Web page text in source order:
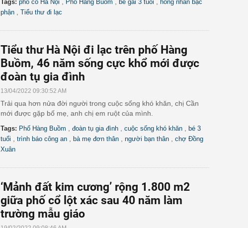
Tags: phố cổ Hà Nội Phố Hàng Buồm bé gái 3 tuổi
hồng nhan bạc
phận
Tiểu thư đi lạc
Tiểu thư Hà Nội đi lạc trên phố Hàng
Buồm, 46 năm sống cực khổ mới được
đoàn tụ gia đình
13/04/2022 09:30:52 AM
Trải qua hơn nửa đời người trong cuộc sống khó khăn, chị Cần
mới được gặp bố mẹ, anh chị em ruột của mình.
Tags: Phố Hàng Buồm đoàn tụ gia đình cuộc sống khó khăn
bé 3
tuổi
trình báo công an bà mẹ đơn thân người bạn thân
chợ Đồng
Xuân
‘Mảnh đất kim cương’ rộng 1.800 m2
giữa phố cổ lột xác sau 40 năm làm
trường mẫu giáo